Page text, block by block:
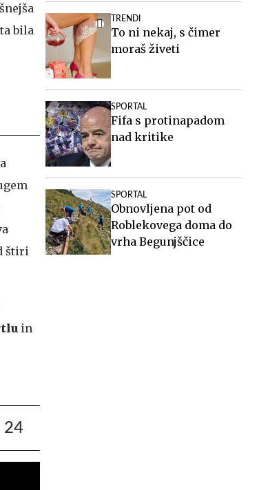
bila
štiri
in
24
TRENDI
To ni nekaj, s čimer
moraš živeti
SPORTAL
Fifa s protinapadom
nad kritike
SPORTAL
Obnovljena pot od
Roblekovega doma do
vrha Begunjščice